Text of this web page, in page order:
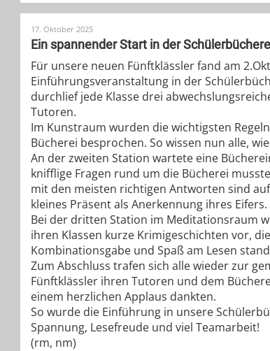
17. Oktober 2025
Ein spannender Start in der
Für unsere neuen Fünftklässler fand am
Einführungsveranstaltung in der
durchlief jede Klasse drei
Tutoren.
Im Kunstraum wurden die wichtigsten
Bücherei besprochen. So wissen nun alle,
An der zweiten Station wartete eine
knifflige Fragen rund um die Bücherei
mit den meisten richtigen Antworten sind
kleines Präsent als Anerkennung ihres Eifers.
Bei der dritten Station im Meditationsraum
ihren Klassen kurze Krimigeschichten vor,
Kombinationsgabe und Spaß am Lesen
Zum Abschluss trafen sich alle wieder zur
Fünftklässler ihren Tutoren und dem
einem herzlichen Applaus dankten.
So wurde die Einführung in unsere
Spannung, Lesefreude und viel Teamarbeit!
(rm, nm)